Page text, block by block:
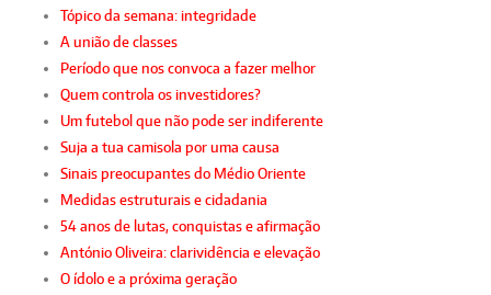
Tópico da semana: integridade
A união de classes
Período que nos convoca a fazer melhor
Quem controla os investidores?
Um futebol que não pode ser indiferente
Suja a tua camisola por uma causa
Sinais preocupantes do Médio Oriente
Medidas estruturais e cidadania
54 anos de lutas, conquistas e afirmação
António Oliveira: clarividência e elevação
O ídolo e a próxima geração